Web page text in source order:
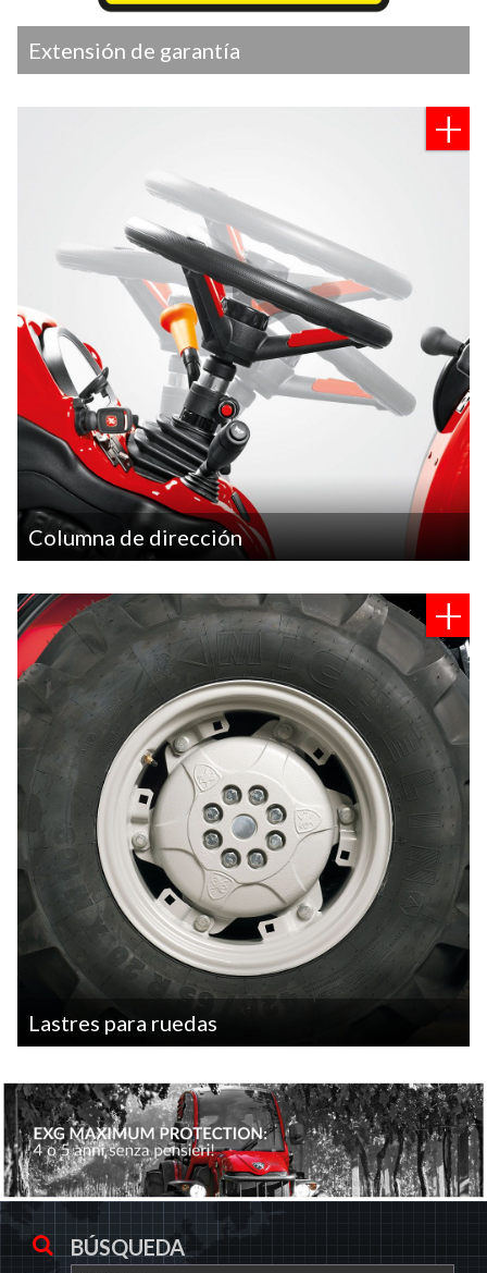
Extensión de garantía
Columna de dirección
Lastres para ruedas
BÚSQUEDA